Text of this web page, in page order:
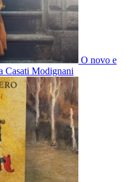
O novo e
Casati Modignani